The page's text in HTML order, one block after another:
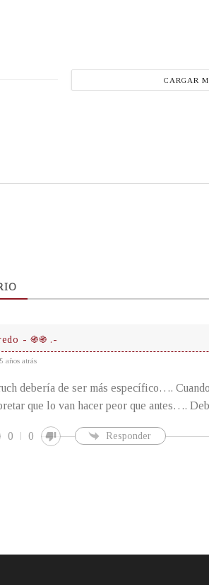
CARGAR
- ֍֍ .-
5 años atrás
debería de ser más específico….
que lo van hacer peor que antes….
0 0 Responder